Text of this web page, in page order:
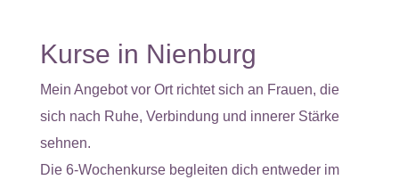
Kurse in Nienburg
Mein Angebot vor Ort richtet sich an Frauen, die
sich nach Ruhe, Verbindung und innerer Stärke
sehnen.
Die 6-Wochenkurse begleiten dich entweder im